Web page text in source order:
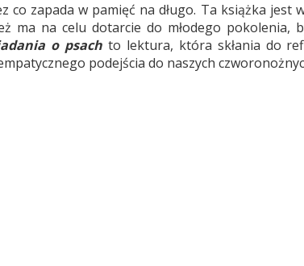
co zapada w pamięć na długo. Ta książka jest
ma na celu dotarcie do młodego pokolenia,
o psachto lektura, która skłania do
podejścia do naszych